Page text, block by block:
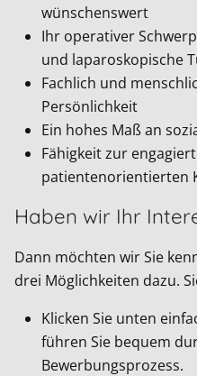
wünschenswert
Ihr operativer
und laparoskopische
Fachlich und
Persönlichkeit
Ein hohes Maß an
Fähigkeit zur
patientenorientierten
Haben wir Ihr
Dann möchten wir Sie
drei Möglichkeiten dazu.
Klicken Sie unten
führen Sie bequem
Bewerbungsprozess.